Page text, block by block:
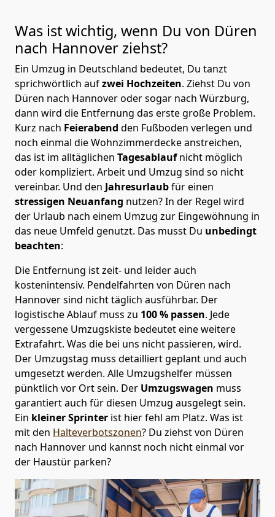
Was ist wichtig, wenn Du von Düren
nach Hannover ziehst?
Ein Umzug in Deutschland bedeutet, Du tanzt
sprichwörtlich aufzwei Hochzeiten. Ziehst Du von
Düren nach Hannover oder sogar nach Würzburg,
dann wird die Entfernung das erste große Problem.
Kurz nach Feierabend den Fußboden verlegen und
noch einmal die Wohnzimmerdecke anstreichen,
das ist im alltäglichen Tagesablaufnicht möglich
oder kompliziert. Arbeit und Umzug sind so nicht
vereinbar. Und den Jahresurlaubfür einen
stressigen Neuanfang nutzen? In der Regel wird
der Urlaub nach einem Umzug zur Eingewöhnung in
das neue Umfeld genutzt. Das musst Du unbedingt
beachten:
Die Entfernung ist zeit- und leider auch
kostenintensiv. Pendelfahrten von Düren nach
Hannover sind nicht täglich ausführbar. Der
logistische Ablauf muss zu 100 % passen. Jede
vergessene Umzugskiste bedeutet eine weitere
Extrafahrt. Was die bei uns nicht passieren, wird.
Der Umzugstag muss detailliert geplant und auch
umgesetzt werden. Alle Umzugshelfer müssen
pünktlich vor Ort sein. Der Umzugswagen muss
garantiert auch für diesen Umzug ausgelegt sein.
Ein kleiner Sprinter ist hier fehl am Platz. Was ist
mit den Halteverbotszonen? Du ziehst von Düren
nach Hannover und kannst noch nicht einmal vor
der Haustür parken?